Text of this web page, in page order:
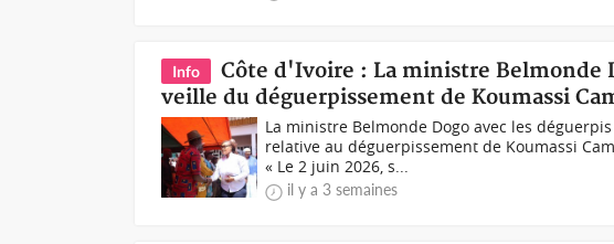
Info
Côte d'Ivoire : La ministre Belmonde
veille du déguerpissement de Koumassi
La ministre Belmonde Dogo avec les
relative au déguerpissement de Koumassi
« Le 2 juin 2026, s...
il y a 3 semaines